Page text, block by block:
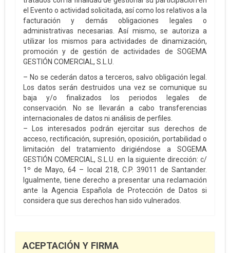
el Evento o actividad solicitada, así como los relativos a la
facturación y demás obligaciones legales o
administrativas necesarias. Así mismo, se autoriza a
utilizar los mismos para actividades de dinamización,
promoción y de gestión de actividades de SOGEMA
GESTIÓN COMERCIAL, S.L.U.
– No se cederán datos a terceros, salvo obligación legal.
Los datos serán destruidos una vez se comunique su
baja y/o finalizados los periodos legales de
conservación. No se llevarán a cabo transferencias
internacionales de datos ni análisis de perfiles.
– Los interesados podrán ejercitar sus derechos de
acceso, rectificación, supresión, oposición, portabilidad o
limitación del tratamiento dirigiéndose a SOGEMA
GESTIÓN COMERCIAL, S.L.U. en la siguiente dirección: c/
1º de Mayo, 64 – local 218, C.P. 39011 de Santander.
Igualmente, tiene derecho a presentar una reclamación
ante la Agencia Española de Protección de Datos si
considera que sus derechos han sido vulnerados.
ACEPTACIÓN Y FIRMA